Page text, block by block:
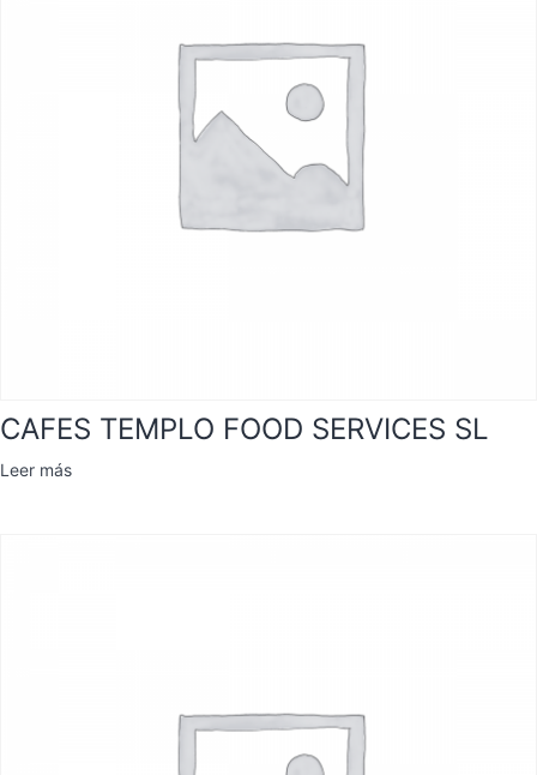
CAFES TEMPLO FOOD SERVICES SL
Leer más